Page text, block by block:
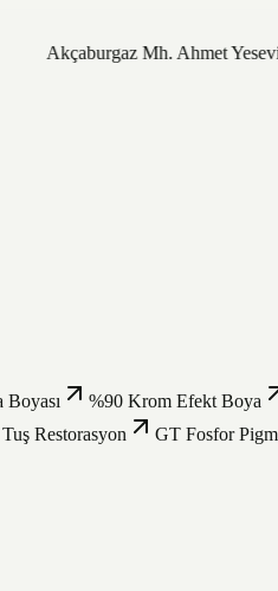
Akçaburgaz Mh. Ahmet
Boyası %90 Krom Efekt Boya
Tuş Restorasyon GT Fosfor